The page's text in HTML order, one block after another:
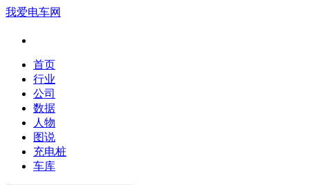
我爱电车网
首页
行业
公司
数据
人物
图说
充电桩
车库